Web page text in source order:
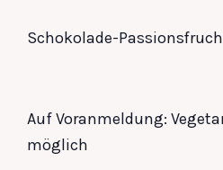
Schokolade-
Auf Voranmeldung:
möglich